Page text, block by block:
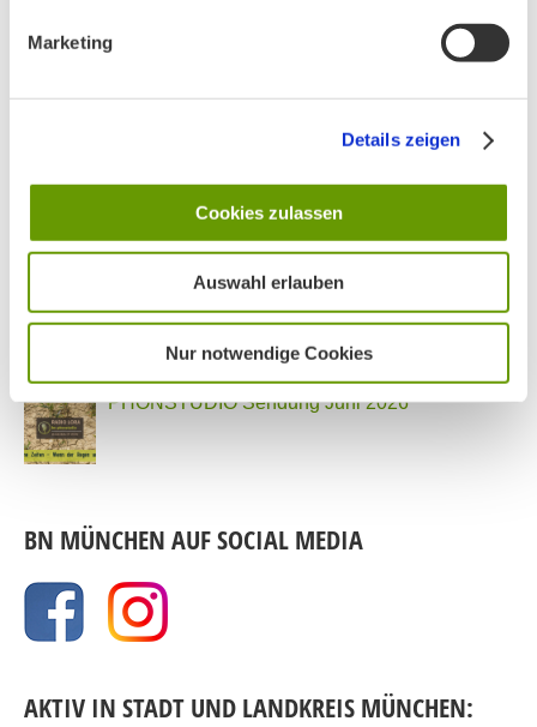
Marketing
Details zeigen
Cookies zulassen
Auswahl erlauben
Nur notwendige Cookies
Neue Bio Genusstour
Ankündigung Jahres-Mitgliederversammlung
2026
PHONSTUDIO Sendung Juni 2026
BN MÜNCHEN AUF SOCIAL MEDIA
AKTIV IN STADT UND LANDKREIS MÜNCHEN: